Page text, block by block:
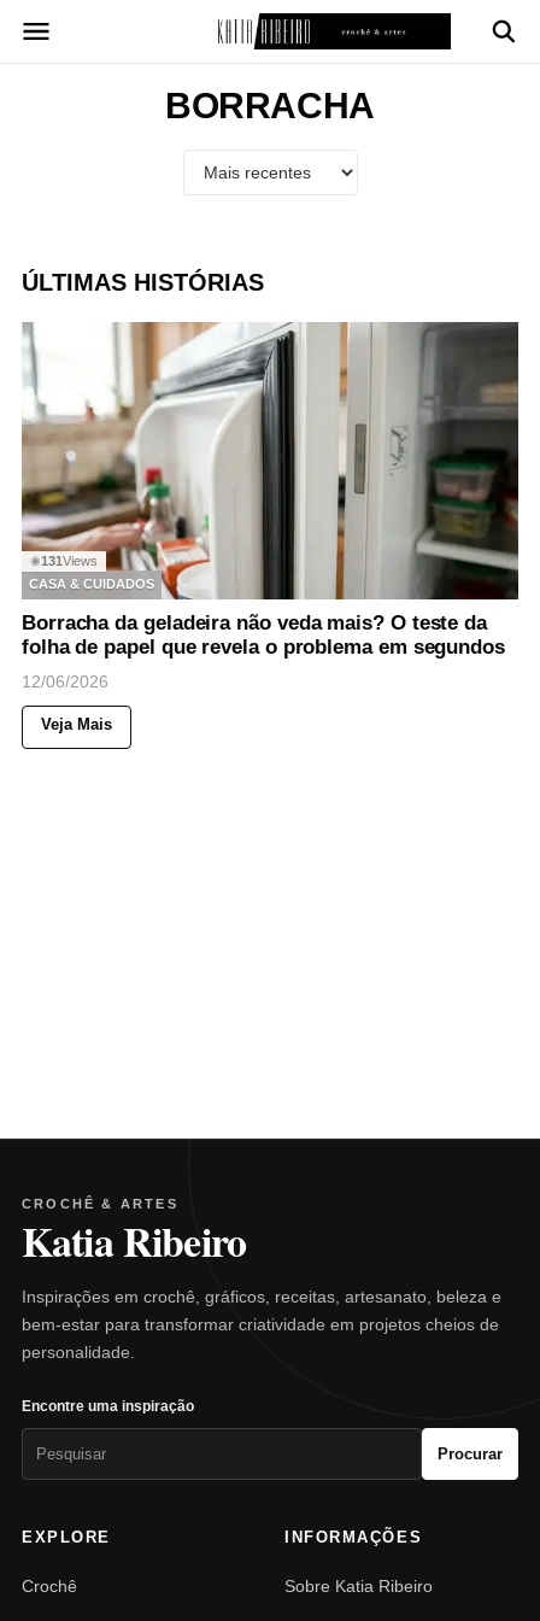
para
BORRACHA
ÚLTIMAS HISTÓRIAS
◉131Views
CASA & CUIDADOS
Borracha da geladeira não veda mais? O teste da
folha de papel que revela o problema em segundos
12/06/2026
Veja Mais
CROCHÊ & ARTES
Katia Ribeiro
Inspirações em crochê, gráficos, receitas, artesanato, beleza e
bem-estar para transformar criatividade em projetos cheios de
personalidade.
Encontre uma inspiração
Procurar
EXPLORE
Crochê
INFORMAÇÕES
Sobre Katia Ribeiro